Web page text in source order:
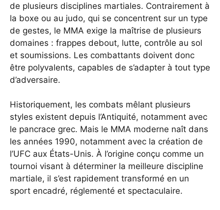
de plusieurs disciplines martiales. Contrairement à
la boxe ou au judo, qui se concentrent sur un type
de gestes, le MMA exige la maîtrise de plusieurs
domaines : frappes debout, lutte, contrôle au sol
et soumissions. Les combattants doivent donc
être polyvalents, capables de s’adapter à tout type
d’adversaire.
Historiquement, les combats mêlant plusieurs
styles existent depuis l’Antiquité, notamment avec
le pancrace grec. Mais le MMA moderne naît dans
les années 1990, notamment avec la création de
l’UFC aux États-Unis. À l’origine conçu comme un
tournoi visant à déterminer la meilleure discipline
martiale, il s’est rapidement transformé en un
sport encadré, réglementé et spectaculaire.